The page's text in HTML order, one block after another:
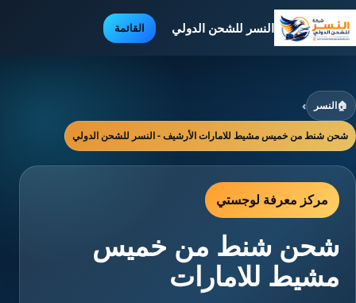
النسر للشحن الدولي القائمة
🏠النسر ›
شحن شنط من خميس مشيط للامارات الأرشيف - النسر للشحن الدولي
مركز معرفة لوجستي
شحن شنط من خميس
مشيط للامارات